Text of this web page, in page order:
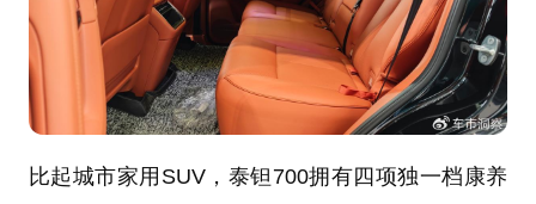
比起城市家用SUV，泰钽700拥有四项独一档康养